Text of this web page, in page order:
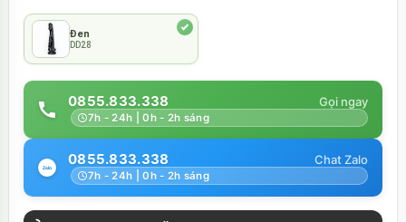
Đen
DD28
0855.833.338
7h - 24h | 0h - 2h sáng
0855.833.338
7h - 24h | 0h - 2h sáng